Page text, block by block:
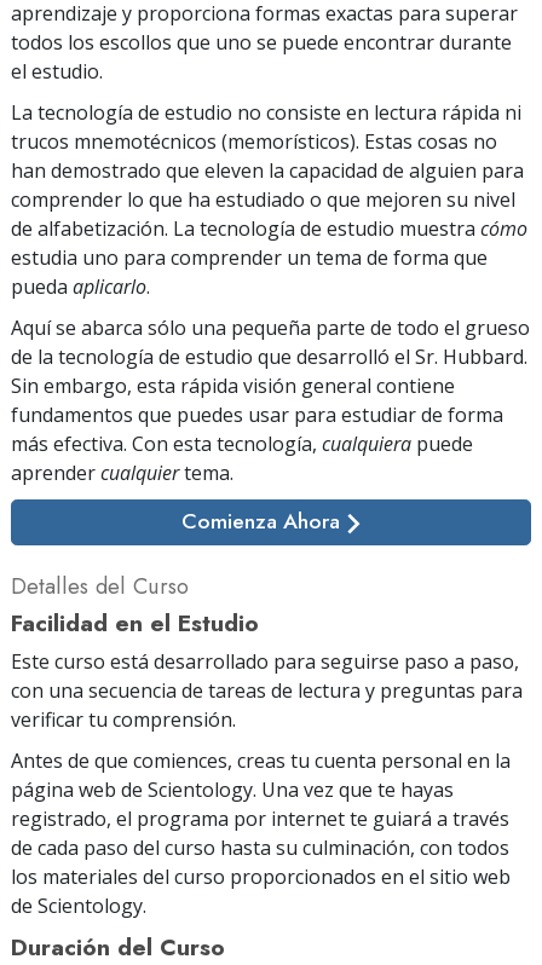
aprendizaje y proporciona formas exactas para superar
todos los escollos que uno se puede encontrar durante
el estudio.
La tecnología de estudio no consiste en lectura rápida ni
trucos mnemotécnicos (memorísticos). Estas cosas no
han demostrado que eleven la capacidad de alguien para
comprender lo que ha estudiado o que mejoren su nivel
de alfabetización. La tecnología de estudio muestra cómo
estudia uno para comprender un tema de forma que
pueda aplicarlo.
Aquí se abarca sólo una pequeña parte de todo el grueso
de la tecnología de estudio que desarrolló el Sr. Hubbard.
Sin embargo, esta rápida visión general contiene
fundamentos que puedes usar para estudiar de forma
más efectiva. Con esta tecnología, cualquiera puede
aprendercualquiertema.
Comienza Ahora
Detalles del Curso
Facilidad en el Estudio
Este curso está desarrollado para seguirse paso a paso,
con una secuencia de tareas de lectura y preguntas para
verificar tu comprensión.
Antes de que comiences, creas tu cuenta personal en la
página web de Scientology. Una vez que te hayas
registrado, el programa por internet te guiará a través
de cada paso del curso hasta su culminación, con todos
los materiales del curso proporcionados en el sitio web
de Scientology.
Duración del Curso